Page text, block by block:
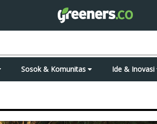
Sosok & Komunitas Ide & Inovasi